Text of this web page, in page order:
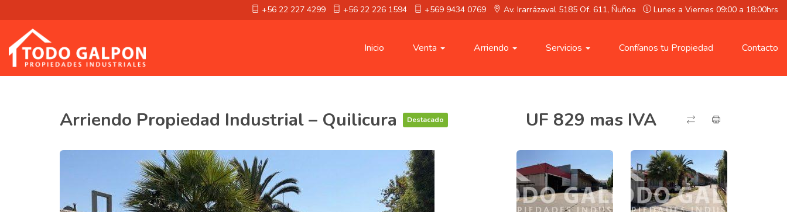
+56 22 227 4299 +56 22 226 1594 +569 9434 0769 Av. Irarrázaval 5185 Of. 611, Ñuñoa Lunes a Viernes 09:00 a 18:00hrs
Inicio Venta Arriendo Servicios Confíanos tu Propiedad Contacto
Arriendo Propiedad Industrial – Quilicura Destacado UF 829 mas IVA